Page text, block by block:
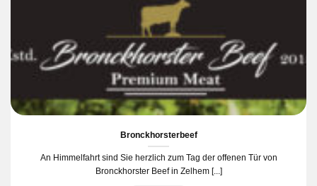
Bronckhorsterbeef
An Himmelfahrt sind Sie herzlich zum Tag der offenen Tür von
Bronckhorster Beef in Zelhem [...]